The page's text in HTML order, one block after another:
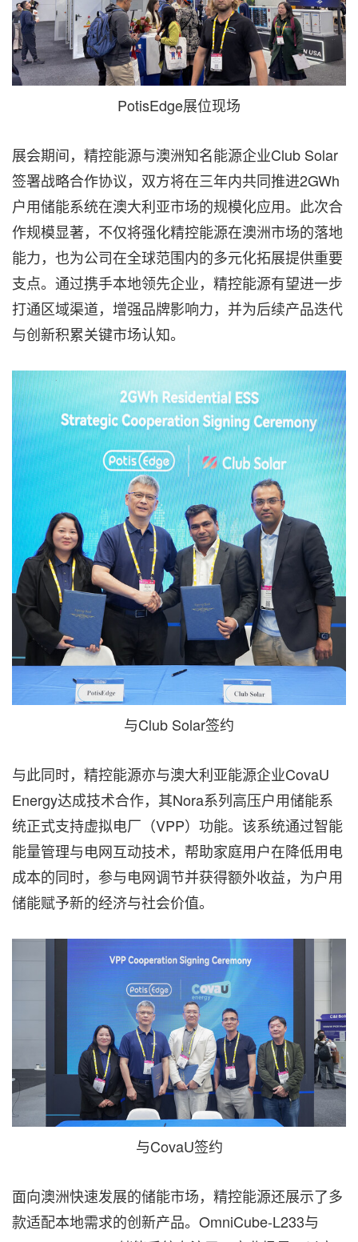
PotisEdge展位现场
展会期间，精控能源与澳洲知名能源企业Club Solar
签署战略合作协议，双方将在三年内共同推进2GWh
户用储能系统在澳大利亚市场的规模化应用。此次合
作规模显著，不仅将强化精控能源在澳洲市场的落地
能力，也为公司在全球范围内的多元化拓展提供重要
支点。通过携手本地领先企业，精控能源有望进一步
打通区域渠道，增强品牌影响力，并为后续产品迭代
与创新积累关键市场认知。
与Club Solar签约
与此同时，精控能源亦与澳大利亚能源企业CovaU
Energy达成技术合作，其Nora系列高压户用储能系
统正式支持虚拟电厂（VPP）功能。该系统通过智能
能量管理与电网互动技术，帮助家庭用户在降低用电
成本的同时，参与电网调节并获得额外收益，为户用
储能赋予新的经济与社会价值。
与CovaU签约
面向澳洲快速发展的储能市场，精控能源还展示了多
款适配本地需求的创新产品。OmniCube-L233与